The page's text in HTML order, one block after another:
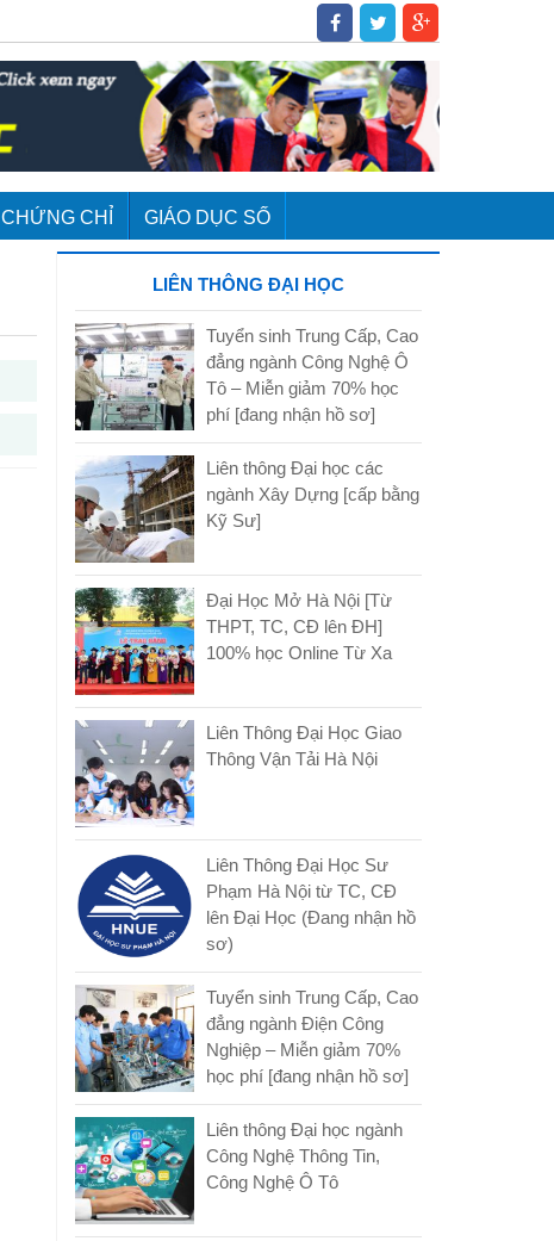
CHỨNG CHỈ GIÁO DỤC SỐ
LIÊN THÔNG ĐẠI HỌC
Tuyển sinh Trung Cấp, Cao
đẳng ngành Công Nghệ Ô
Tô – Miễn giảm 70% học
phí [đang nhận hồ sơ]
Liên thông Đại học các
ngành Xây Dựng [cấp bằng
Kỹ Sư]
Đại Học Mở Hà Nội [Từ
THPT, TC, CĐ lên ĐH]
100% học Online Từ Xa
Liên Thông Đại Học Giao
Thông Vận Tải Hà Nội
Liên Thông Đại Học Sư
Phạm Hà Nội từ TC, CĐ
lên Đại Học (Đang nhận hồ
sơ)
Tuyển sinh Trung Cấp, Cao
đẳng ngành Điện Công
Nghiệp – Miễn giảm 70%
học phí [đang nhận hồ sơ]
Liên thông Đại học ngành
Công Nghệ Thông Tin,
Công Nghệ Ô Tô